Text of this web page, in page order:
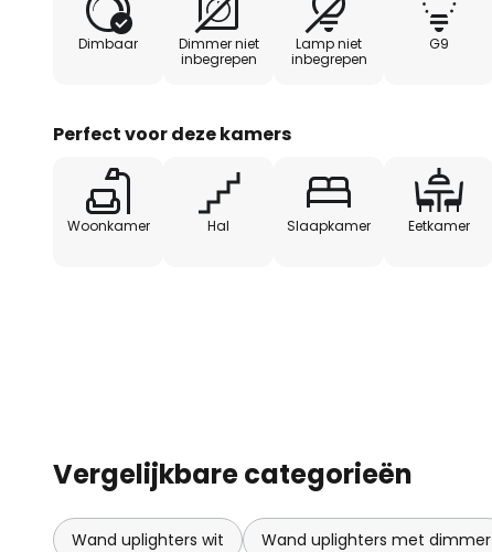
Dimbaar
Dimmer niet
inbegrepen
Lamp niet
inbegrepen
G9
Perfect voor deze kamers
Woonkamer Hal Slaapkamer Eetkamer
Vergelijkbare categorieën
Wand uplighters wit Wand uplighters met dimmer